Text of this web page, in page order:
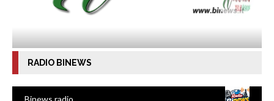
RADIO BINEWS